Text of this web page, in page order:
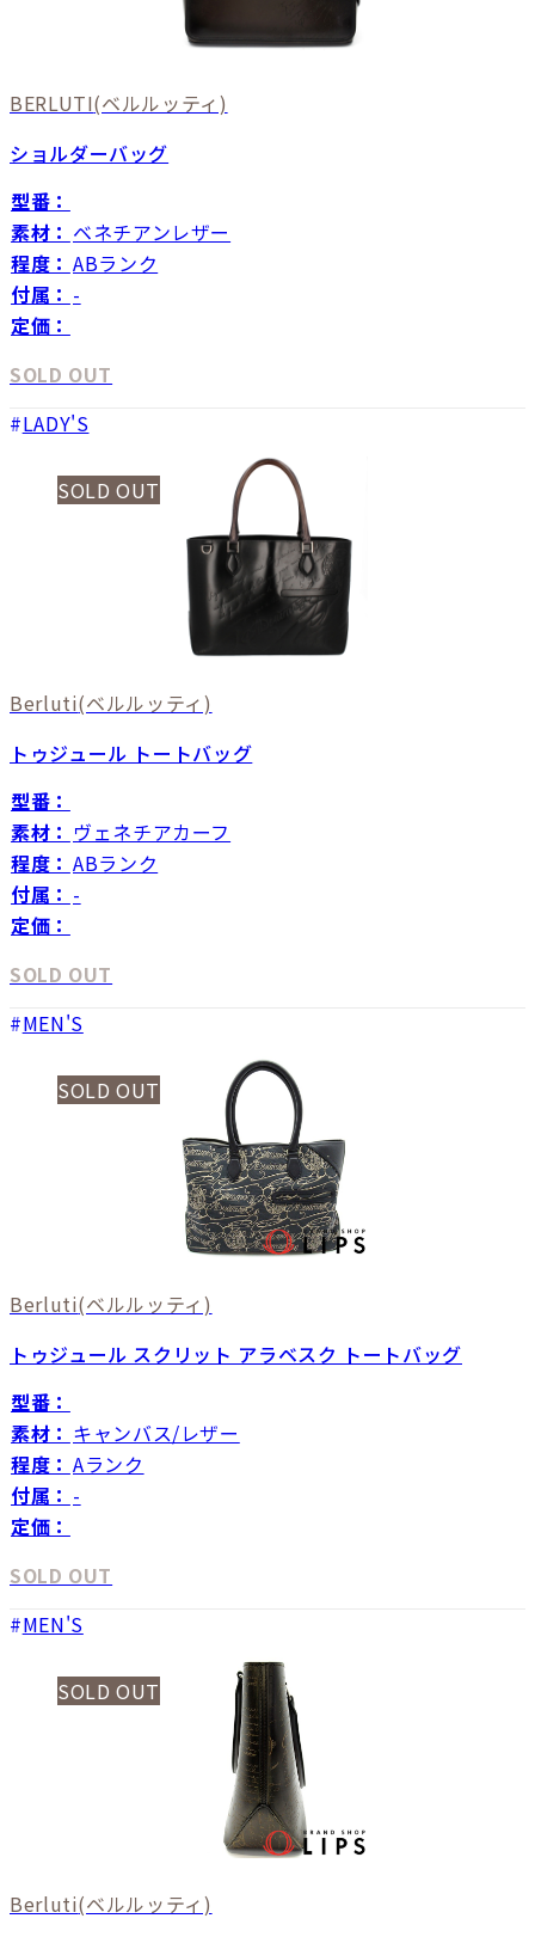
BERLUTI(ベルルッティ)
ショルダーバッグ
型番：
素材： ベネチアンレザー
程度： ABランク
付属： -
定価：
SOLD OUT
LADY'S
SOLD OUT
Berluti(ベルルッティ)
トゥジュール トートバッグ
型番：
素材： ヴェネチアカーフ
程度： ABランク
付属： -
定価：
SOLD OUT
MEN'S
SOLD OUT
Berluti(ベルルッティ)
トゥジュール スクリット アラベスク トートバッグ
型番：
素材： キャンバス/レザー
程度： Aランク
付属： -
定価：
SOLD OUT
MEN'S
SOLD OUT
Berluti(ベルルッティ)